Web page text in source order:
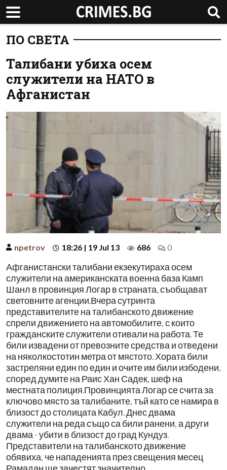
ПО СВЕТА
Талибани убиха осем
служители на НАТО в
Афганистан
npetrov 18:26 | 19 Jul 13 686 0
Афганистански талибани екзекутираха осем
служители на американската военна база Камп
Шанл в провинция Логар в страната, съобщават
световните агенции.Вчера сутринта
представителите на талибанското движение
спрели движението на автомобилите, с които
гражданските служители отивали на работа. Те
били извадени от превозните средства и отведени
на няколкостотин метра от мястото. Хората били
застреляни един по един и очите им били избодени,
според думите на Раис Хан Садек, шеф на
местната полиция.Провинцията Логар се счита за
ключово място за талибаните, тъй като се намира в
близост до столицата Кабул. Днес двама
служители на реда също са били ранени, а други
двама - убити в близост до град Кундуз.
Представители на талибанското движение
обявиха, че нападенията през свещения месец